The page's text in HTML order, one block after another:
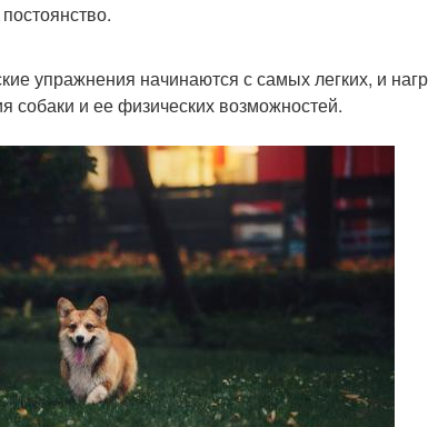
упражнения начинаются с самых легких, и
собаки и ее физических возможностей.